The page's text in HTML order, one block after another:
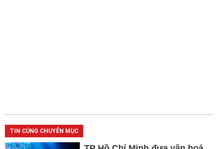
TIN CÙNG CHUYÊN MỤC